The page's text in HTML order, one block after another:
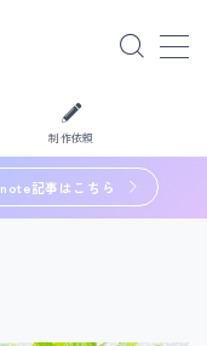
制作依頼
note記事はこちら